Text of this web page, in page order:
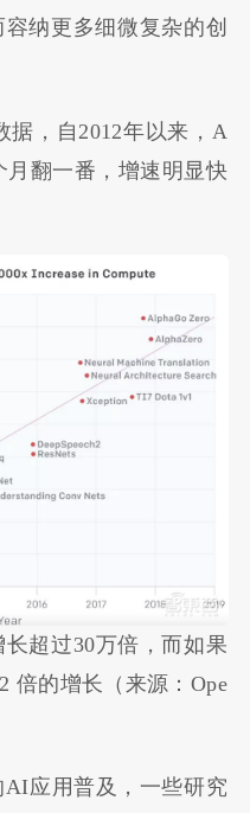
纳更多细微复杂的创
据，自2012年以来，A
翻一番，增速明显快
超过30万倍，而如果
倍的增长（来源：Ope
应用普及，一些研究